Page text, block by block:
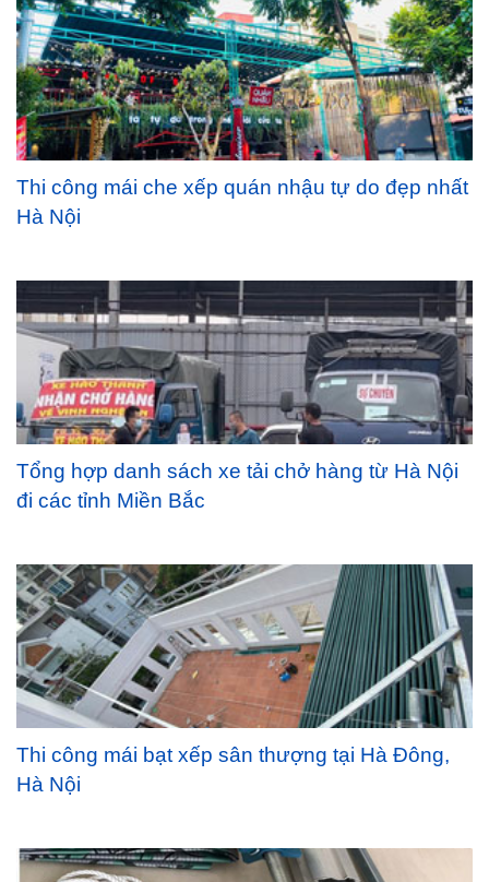
Thi công mái che xếp quán nhậu tự do đẹp nhất
Hà Nội
Tổng hợp danh sách xe tải chở hàng từ Hà Nội
đi các tỉnh Miền Bắc
Thi công mái bạt xếp sân thượng tại Hà Đông,
Hà Nội